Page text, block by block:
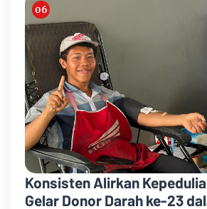
Konsisten Alirkan
Gelar Donor Darah ke-23